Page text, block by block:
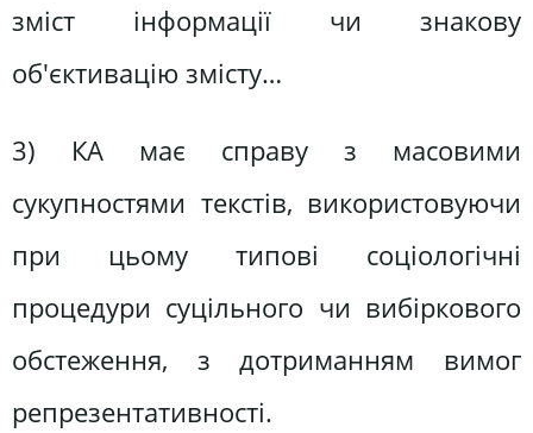
зміст інформації чи знакову
об'єктивацію змісту…
3) КА має справу з масовими
сукупностями текстів, використовуючи
при цьому типові соціологічні
процедури суцільного чи вибіркового
обстеження, з дотриманням вимог
репрезентативності.